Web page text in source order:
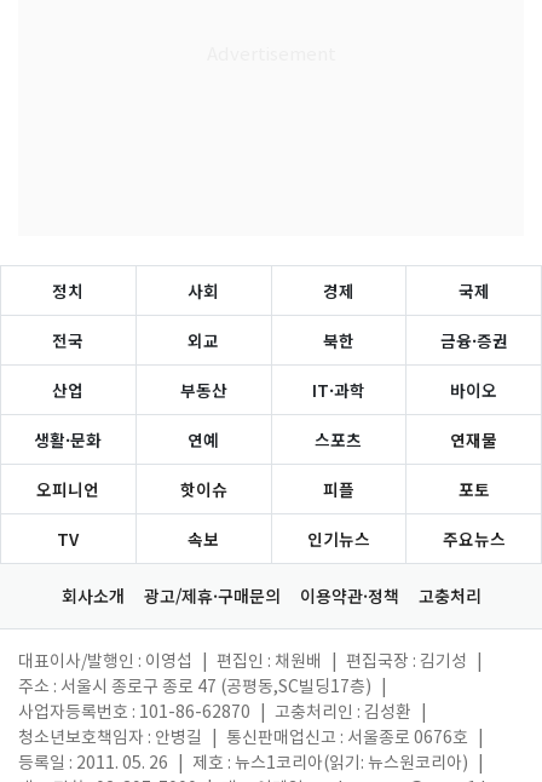
정치 사회 경제 국제
전국 외교 북한 금융·증권
산업 부동산 IT·과학 바이오
생활·문화 연예 스포츠 연재물
오피니언 핫이슈 피플 포토
TV 속보 인기뉴스 주요뉴스
회사소개 광고/제휴·구매문의 이용약관·정책 고충처리
대표이사/발행인 : 이영섭 편집인 : 채원배 편집국장 : 김기성
주소 : 서울시 종로구 종로 47 (공평동,SC빌딩17층)
사업자등록번호 : 101-86-62870
고충처리인 : 김성환
청소년보호책임자 : 안병길
통신판매업신고 : 서울종로 0676호
등록일 : 2011. 05. 26
제호 : 뉴스1코리아(읽기: 뉴스원코리아)